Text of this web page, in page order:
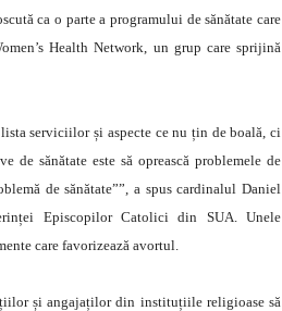
ca o parte a programului de sănătate care
Health Network, un grup care sprijină
serviciilor și aspecte ce nu țin de boală, ci
de sănătate este să oprească problemele de
de sănătate””, a spus cardinalul Daniel
Episcopilor Catolici din SUA. Unele
care favorizează avortul.
și angajaților din instituțiile religioase să